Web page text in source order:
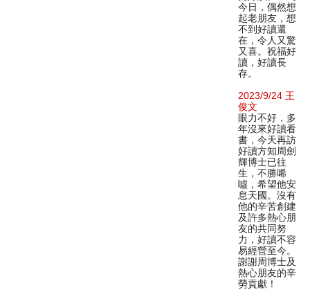
今日，偶然想
起老朋友，想
不到好讀還
在，令人又驚
又喜。祝福好
讀，好讀長
存。
2023/9/24 王
俊文
眼力不好，多
年沒來好讀看
書，今天再訪
好讀方知周劍
輝博士已往
生，不勝唏
噓，希望他安
息天國。沒有
他的辛苦創建
及許多熱心朋
友的共同努
力，好讀不容
易經營至今。
謝謝周博士及
熱心朋友的辛
勞貢獻！